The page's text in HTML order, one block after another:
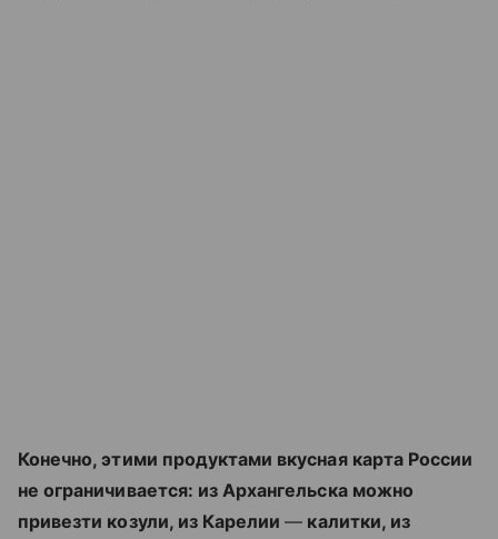
Конечно, этими продуктами вкусная карта России
не ограничивается: из Архангельска можно
привезти козули, из Карелии— калитки, из